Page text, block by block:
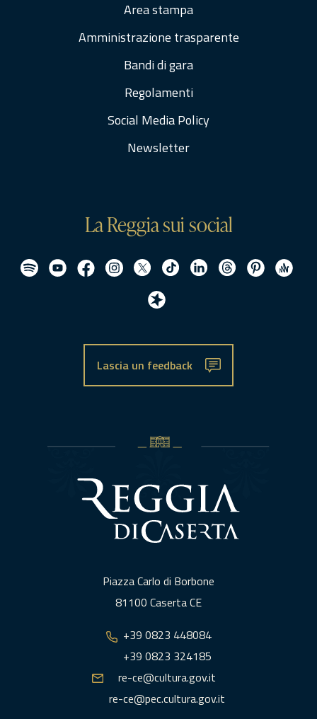
Area stampa
Amministrazione trasparente
Bandi di gara
Regolamenti
Social Media Policy
Newsletter
La Reggia sui social
Lascia un feedback
Piazza Carlo di Borbone
81100 Caserta CE
+39 0823 448084
+39 0823 324185
re-ce@cultura.gov.it
re-ce@pec.cultura.gov.it